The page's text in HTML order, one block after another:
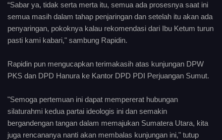
“Sabar ya, tidak serta merta itu, semua ada prosesnya saat ini
semua masih dalam tahap penjaringan dan setelah itu akan ada
penyaringan, pokoknya kalau rekomendasi dari Ibu Ketum turun
pasti kami kabari," sambung Rapidin.
Rapidin pun mengucapkan terimakasih atas kunjungan DPW
PKS dan DPD Hanura ke Kantor DPD PDI Perjuangan Sumut.
"Semoga pertemuan ini dapat mempererat hubungan
silaturahmi kedua partai ideologis ini dan semakin
bergandengan tangan dalam memajukan Sumatera Utara, kita
juga rencananya nanti akan membalas kunjungan ini," tutup